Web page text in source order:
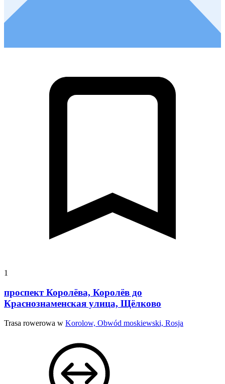
1
проспект Королёва, Королёв до
Краснознаменская улица, Щёлково
Trasa rowerowa w Korolow, Obwód moskiewski, Rosja